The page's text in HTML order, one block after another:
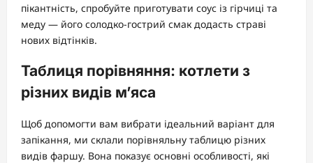
пікантність, спробуйте приготувати соус із гірчиці та
меду — його солодко-гострий смак додасть страві
нових відтінків.
Таблиця порівняння: котлети з
різних видів м’яса
Щоб допомогти вам вибрати ідеальний варіант для
запікання, ми склали порівняльну таблицю різних
видів фаршу. Вона показує основні особливості, які